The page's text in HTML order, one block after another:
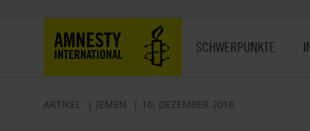
AMNESTY
INTERNATIONAL SCHWERPUNKTE
ARTIKEL JEMEN 10. DEZEMBER 2018